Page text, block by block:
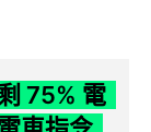
75% 電